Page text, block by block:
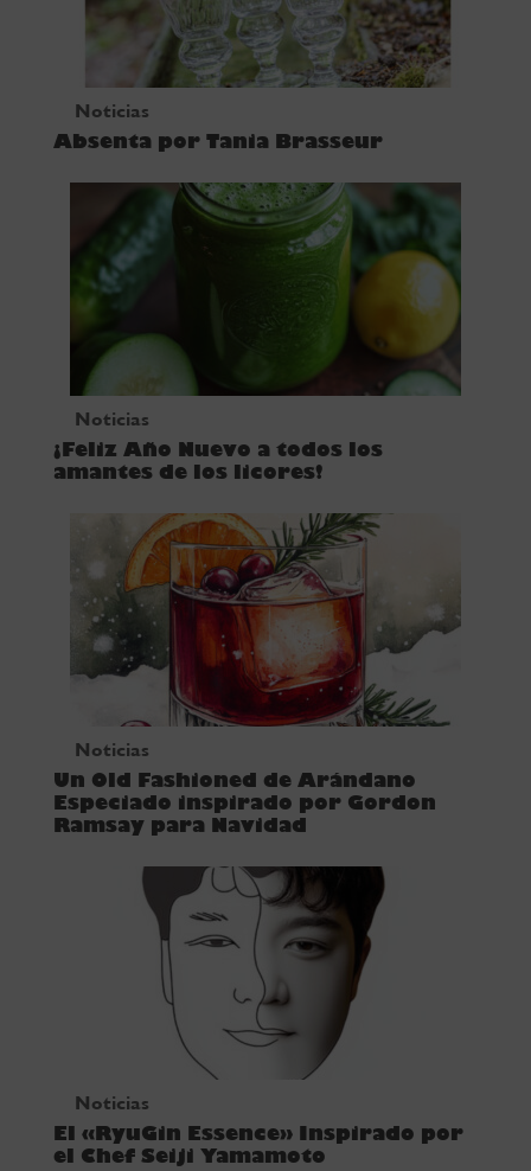
Noticias
Absenta por Tania Brasseur
Noticias
¡Feliz Año Nuevo a todos los
amantes de los licores!
Noticias
Un Old Fashioned de Arándano
Especiado inspirado por Gordon
Ramsay para Navidad
Noticias
El «RyuGin Essence» Inspirado por
el Chef Seiji Yamamoto